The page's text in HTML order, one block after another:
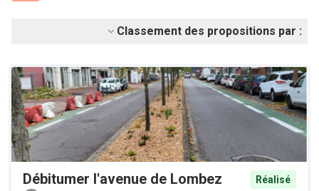
Classement des propositions par :
Débitumer l'avenue de Lombez
Réalisé